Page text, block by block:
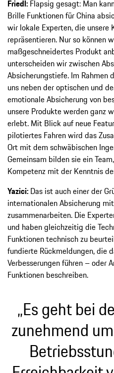
Friedl: Flapsig gesagt: Man
Brille Funktionen für China
wir lokale Experten, die unsere
repräsentieren. Nur so können
maßgeschneidertes Produkt
unterscheiden wir zwischen
Absicherungstiefe. Im Rahmen
uns neben der optischen und
emotionale Absicherung von
unsere Produkte werden ganz
erlebt. Mit Blick auf neue
pilotiertes Fahren wird das
Ort mit dem schwäbischen
Gemeinsam bilden sie ein
Kompetenz mit der Kenntnis
Yazici: Das ist auch einer der
internationalen Absicherung
zusammenarbeiten. Die
und haben gleichzeitig die
Funktionen technisch zu
fundierte Rückmeldungen, die
Verbesserungen führen – oder
Funktionen beschreiben.
„Es geht bei
zunehmend